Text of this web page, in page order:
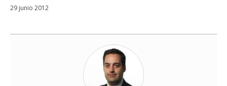
29 junio 2012